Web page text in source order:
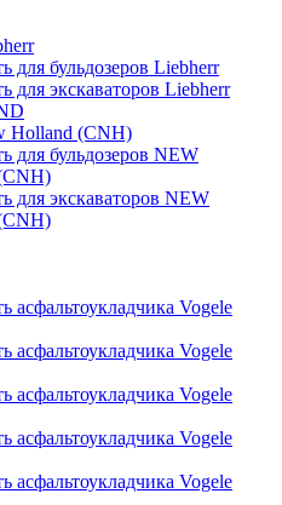
для бульдозеров Liebherr
для экскаваторов Liebherr
Holland (CNH)
для бульдозеров NEW
для экскаваторов NEW
асфальтоукладчика Vogele
асфальтоукладчика Vogele
асфальтоукладчика Vogele
асфальтоукладчика Vogele
асфальтоукладчика Vogele